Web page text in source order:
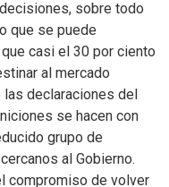
sobre todo
que se puede
casi el 30 por ciento
al mercado
las declaraciones del
se hacen con
grupo de
al Gobierno.
compromiso de volver